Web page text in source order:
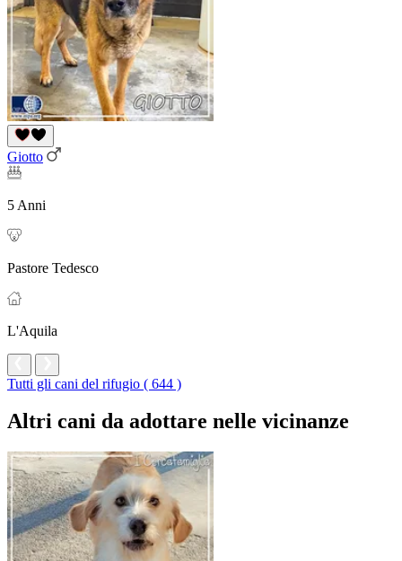
Giotto
5 Anni
Pastore Tedesco
L'Aquila
Tutti gli cani del rifugio ( 644 )
Altri cani da adottare nelle vicinanze